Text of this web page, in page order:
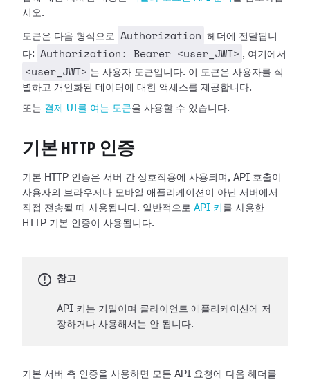
시오.
토큰은 다음 형식으로 Authorization
헤더에 전달됩니
다:
Authorization: Bearer <user_JWT> , 여기에서
<user_JWT> 는 사용자 토큰입니다. 이 토큰은 사용자를 식
별하고 개인화된 데이터에 대한 액세스를 제공합니다.
또는 결제 UI를 여는 토큰을 사용할 수 있습니다.
기본 HTTP 인증
기본 HTTP 인증은 서버 간 상호작용에 사용되며, API 호출이
사용자의 브라우저나 모바일 애플리케이션이 아닌 서버에서
직접 전송될 때 사용됩니다. 일반적으로 API 키 를 사용한
HTTP 기본 인증이 사용됩니다.
참고
API 키는 기밀이며 클라이언트 애플리케이션에 저
장하거나 사용해서는 안 됩니다.
기본 서버 측 인증을 사용하면 모든 API 요청에 다음 헤더를